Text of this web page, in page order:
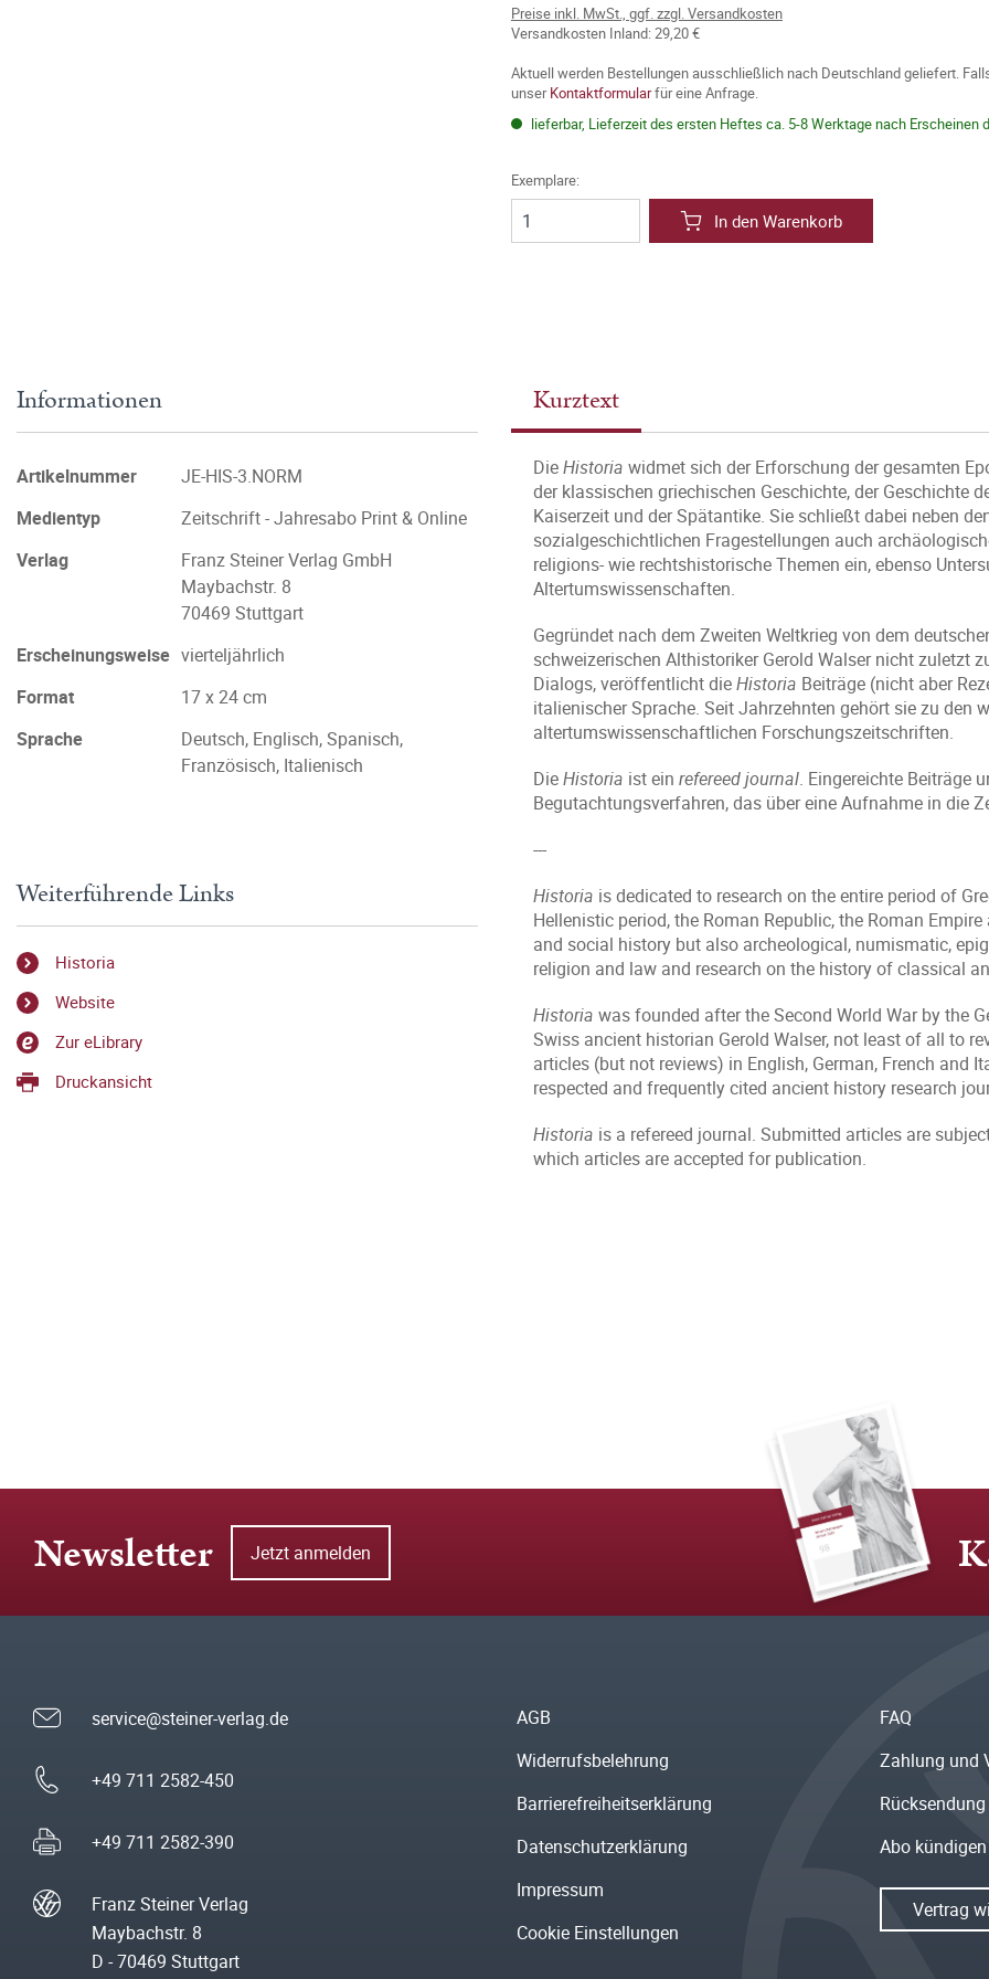
Preise inkl. MwSt., ggf. zzgl. Versandkosten
Versandkosten Inland: 29,20 €
Aktuell werden Bestellungen ausschließlich nach Deutschland geliefert.
unserKontaktformularfür eine Anfrage.
lieferbar, Lieferzeit des ersten Heftes ca. 5-8 Werktage nach Erscheinen
Exemplare:
In den Warenkorb
Kurztext
DieHistoria widmet sich der Erforschung der gesamten
der klassischen griechischen Geschichte, der Geschichte
Kaiserzeit und der Spätantike. Sie schließt dabei neben
sozialgeschichtlichen Fragestellungen auch
religions- wie rechtshistorische Themen ein, ebenso
Altertumswissenschaften.
Gegründet nach dem Zweiten Weltkrieg von dem
schweizerischen Althistoriker Gerold Walser nicht zuletzt
Dialogs, veröffentlicht dieHistoria Beiträge (nicht aber
italienischer Sprache. Seit Jahrzehnten gehört sie zu
altertumswissenschaftlichen Forschungszeitschriften.
DieHistoria ist ein refereed journal. Eingereichte Beiträge
Begutachtungsverfahren, das über eine Aufnahme in die
---
Historia is dedicated to research on the entire period of
Hellenistic period, the Roman Republic, the Roman
and social history but also archeological, numismatic,
religion and law and research on the history of classical
Historia was founded after the Second World War by the
Swiss ancient historian Gerold Walser, not least of all to
articles (but not reviews) in English, German, French and
respected and frequently cited ancient history research
Historia is a refereed journal. Submitted articles are
which articles are accepted for publication.
Informationen
Artikelnummer
JE-HIS-3.NORM
Medientyp
Zeitschrift - Jahresabo Print & Online
Verlag
Franz Steiner Verlag GmbH
Maybachstr. 8
70469 Stuttgart
Erscheinungsweise vierteljährlich
Format
17 x 24 cm
Sprache
Deutsch, Englisch, Spanisch,
Französisch, Italienisch
Weiterführende Links
Historia
Website
Zur eLibrary
Druckansicht
Newsletter Jetzt anmelden
service@steiner-verlag.de
+49 711 2582-450
+49 711 2582-390
Franz Steiner Verlag
Maybachstr. 8
D - 70469 Stuttgart
AGB
Widerrufsbelehrung
Barrierefreiheitserklärung
Datenschutzerklärung
Impressum
Cookie Einstellungen
FAQ
Zahlung und
Rücksendung
Abo kündigen
Vertrag